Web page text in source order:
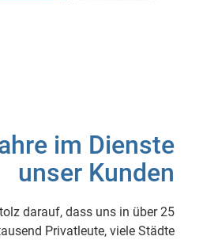
im Dienste
unser Kunden
darauf, dass uns in über 25
Privatleute, viele Städte